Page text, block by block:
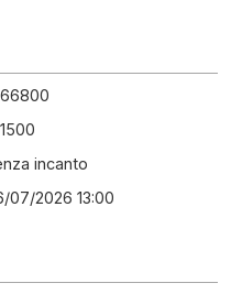
incanto
07/2026 13:00